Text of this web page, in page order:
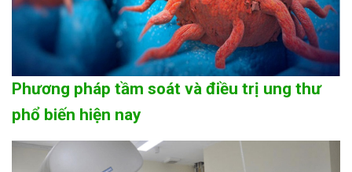
Phương pháp tầm soát và điều trị ung thư
phổ biến hiện nay